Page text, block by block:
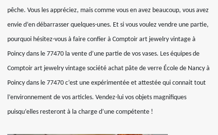
pêche. Vous les appréciez, mais comme vous en avez beaucoup, vous avez
envie d’en débarrasser quelques-unes. Et si vous voulez vendre une partie,
pourquoi hésitez-vous à faire confier à Comptoir art jewelry vintage à
Poincy dans le 77470 la vente d’une partie de vos vases. Les équipes de
Comptoir art jewelry vintage société achat pâte de verre École de Nancy à
Poincy dans le 77470 c’est une expérimentée et attestée qui connait tout
l’environnement de vos articles. Vendez-lui vos objets magnifiques
puisqu’elles resteront à la charge d’une compétente !